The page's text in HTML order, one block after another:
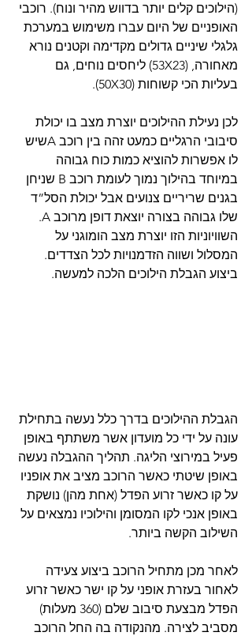
(הילוכים קלים יותר בדווש מהיר ונוח). רוכבי
האופניים של היום עברו משימוש במערכת
גלגלי שיניים גדולים מקדימה וקטנים נורא
מאחורה, (53X23) ליחסים נוחים, גם
בעליות הכי קשוחות (50X30).
לכן נעילת ההילוכים יוצרת מצב בו יכולת
סיבובי הרגליים כמעט זהה בין רוכב Aשיש
לו אפשרות להוציא כמות כוח גבוהה
במיוחד בהילוך נמוך לעומת רוכב B שניחן
בגנים שריריים צנועים אבל יכולת הסל”ד
שלו גבוהה בצורה יוצאת דופן מרוכב A.
השוויוניות הזו יוצרת מצב הומוגני על
המסלול ושווה הזדמנויות לכל הצדדים.
ביצוע הגבלת הילוכים הלכה למעשה.
הגבלת ההילוכים בדרך כלל נעשה בתחילת
עונה על ידי כל מועדון אשר משתתף באופן
פעיל במירוצי הליגה. תהליך ההגבלה נעשה
באופן שיטתי כאשר הרוכב מציב את אופניו
על קו כאשר זרוע הפדל (אחת מהן) נושקת
באופן אנכי לקו המסומן והילוכיו נמצאים על
השילוב הקשה ביותר.
לאחר מכן מתחיל הרוכב ביצוע צעידה
לאחור בעזרת אופני על קו ישר כאשר זרוע
הפדל מבצעת סיבוב שלם (360 מעלות)
מסביב לצירה. מהנקודה בה החל הרוכב